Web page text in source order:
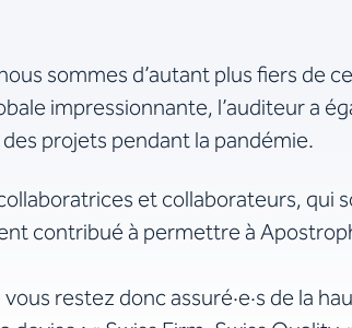
sommes d’autant plus fiers de
impressionnante, l’auditeur a
projets pendant la pandémie.
et collaborateurs, qui
contribué à permettre à
restez donc assuré·e·s de la